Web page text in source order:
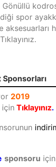
spor
aksesuarları
2019
için Tıklayınız.
sponsoru için